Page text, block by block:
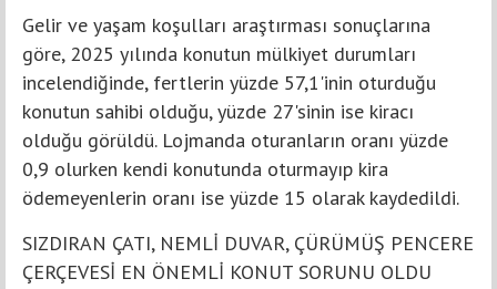
Gelir ve yaşam koşulları araştırması sonuçlarına
göre, 2025 yılında konutun mülkiyet durumları
incelendiğinde, fertlerin yüzde 57,1'inin oturduğu
konutun sahibi olduğu, yüzde 27'sinin ise kiracı
olduğu görüldü. Lojmanda oturanların oranı yüzde
0,9 olurken kendi konutunda oturmayıp kira
ödemeyenlerin oranı ise yüzde 15 olarak kaydedildi.
SIZDIRAN ÇATI, NEMLİ DUVAR, ÇÜRÜMÜŞ PENCERE
ÇERÇEVESİ EN ÖNEMLİ KONUT SORUNU OLDU